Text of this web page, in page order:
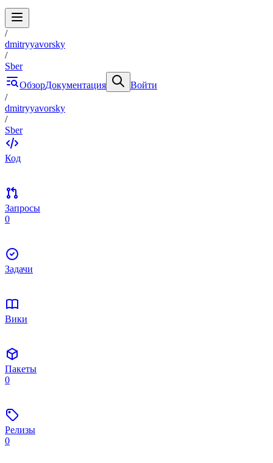
/
dmitryyavorsky
/
Sber
ОбзорДокументация
Войти
/
dmitryyavorsky
/
Sber
Код
Запросы
0
Задачи
Вики
Пакеты
0
Релизы
0